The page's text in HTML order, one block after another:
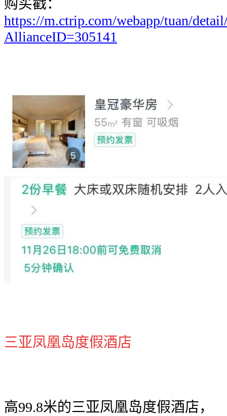
购买戳：
https://m.ctrip.com/webapp/tuan/
AllianceID=305141
三亚凤凰岛度假酒店
高99.8米的三亚凤凰岛度假酒店，